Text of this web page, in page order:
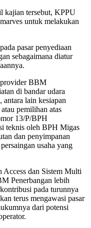
kajian tersebut, KPPU
untuk melakukan
pasar penyediaan
sebagaimana diatur
provider BBM
di bandar udara
antara lain kesiapan
pemilihan atas
13/P/BPH
teknis oleh BPH Migas
dan penyimpanan
usaha yang
Access dan Sistem Multi
Penerbangan lebih
pada turunnya
terus mengawasi pasar
dari potensi